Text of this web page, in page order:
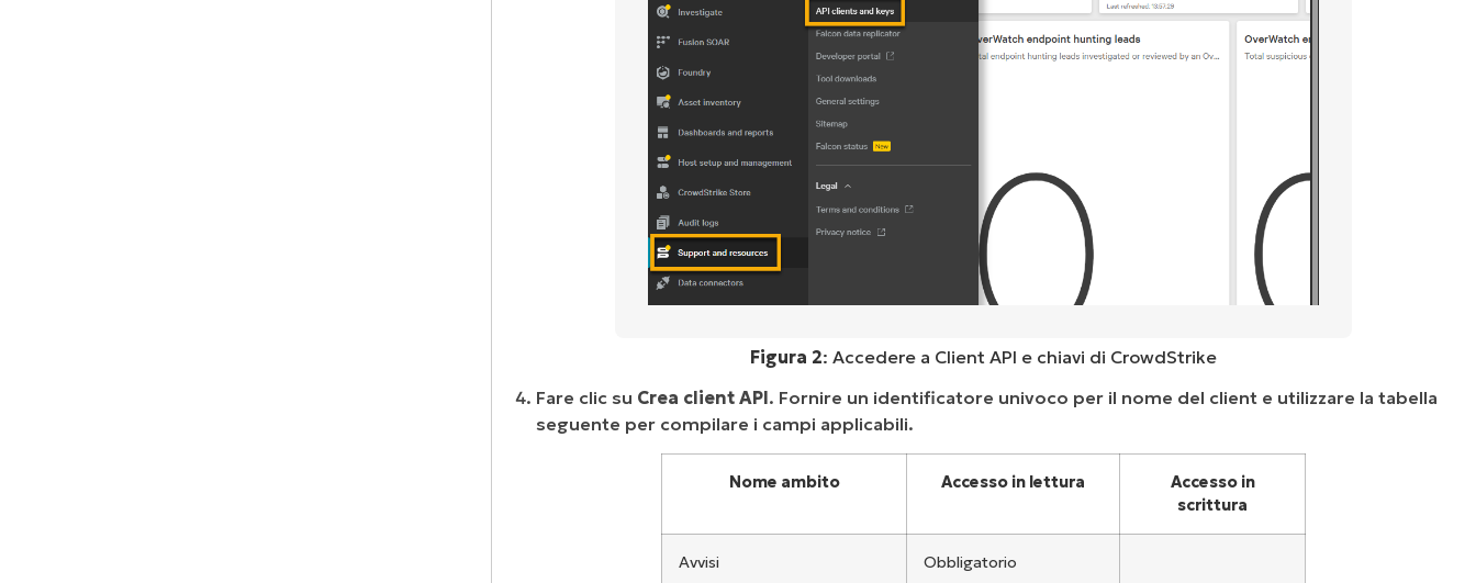
Figura 2: Accedere a Client API e chiavi di CrowdStrike
Fare clic su Crea client API. Fornire un identificatore univoco per il nome del client e utilizzare la tabella
seguente per compilare i campi applicabili.
Nome ambito Accesso in lettura
Accesso in
scrittura
Avvisi Obbligatorio